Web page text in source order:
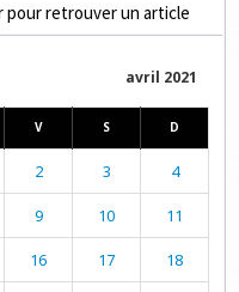
pour retrouver un article
avril 2021
V S D
2 3 4
9 10 11
16 17 18